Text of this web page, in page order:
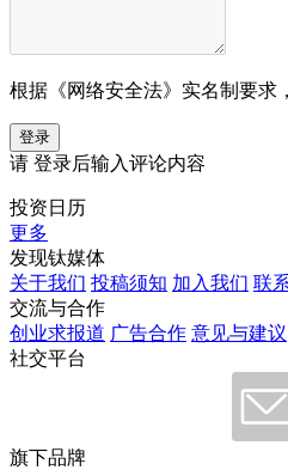
根据《网络安全法》实名制要求
登录
请 登录后输入评论内容
投资日历
更多
发现钛媒体
关于我们 投稿须知 加入我们 联
交流与合作
创业求报道 广告合作 意见与建议
社交平台
旗下品牌